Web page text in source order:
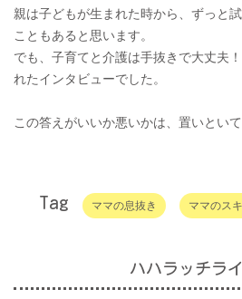
親は子どもが生まれた時から、ずっと
こともあると思います。
でも、子育てと介護は手抜きで大丈夫
れたインタビューでした。
この答えがいいか悪いかは、置いといて
Tag ママの息抜き ママのス
ハハラッチラ